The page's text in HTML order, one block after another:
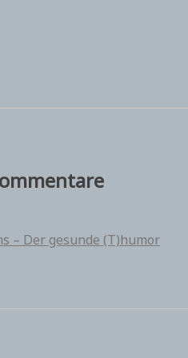
– Der gesunde (T)humor